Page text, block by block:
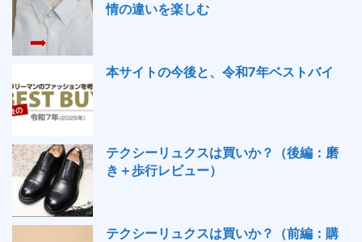
情の違いを楽しむ
本サイトの今後と、令和7年ベストバイ
テクシーリュクスは買いか？（後編：磨
き＋歩行レビュー）
テクシーリュクスは買いか？（前編：購